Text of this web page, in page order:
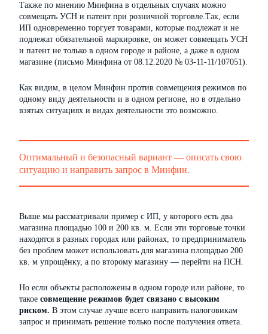
Также по мнению Минфина в отдельных случаях можно
совмещать УСН и патент при розничной торговле.Так, если
ИП одновременно торгует товарами, которые подлежат и не
подлежат обязательной маркировке, он может совмещать УСН
и патент не только в одном городе и районе, а даже в одном
магазине (письмо Минфина от 08.12.2020 № 03-11-11/107051).
Как видим, в целом Минфин против совмещения режимов по
одному виду деятельности и в одном регионе, но в отдельно
взятых ситуациях и видах деятельности это возможно.
Оптимальный и безопасный вариант — описать свою
ситуацию и направить запрос в Минфин.
Выше мы рассматривали пример с ИП, у которого есть два
магазина площадью 100 и 200 кв. м. Если эти торговые точки
находятся в разных городах или районах, то предприниматель
без проблем может использовать для магазина площадью 200
кв. м упрощёнку, а по второму магазину — перейти на ПСН.
Но если объекты расположены в одном городе или районе, то
такое совмещение режимов будет связано с высоким
риском. В этом случае лучше всего направить налоговикам
запрос и принимать решение только после получения ответа.